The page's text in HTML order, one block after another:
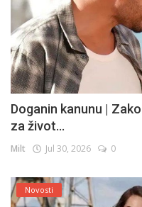
Doganin kanunu |
za život...
Milt Jul 30, 2026 0
Novosti